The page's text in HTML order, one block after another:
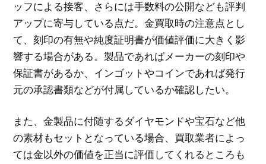
ッフによる接客、さらには手数料の公開なども評判
アップに寄与している点だ。金買取時の注意点とし
て、刻印の有無や純度証明書が価値評価に大きく影
響する場合がある。製品であればメーカーの刻印や
保証書があるか、インゴットやコインであれば発行
元の承認書類などが付属しているか確認したい。
また、金製品に付随するダイヤモンドや宝石など他
の素材もセットとなっている場合、買取業者によっ
ては金以外の価値を正当に評価してくれるところも